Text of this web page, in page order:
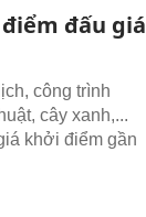
đấu giá
công trình
cây xanh,...
khởi điểm gần